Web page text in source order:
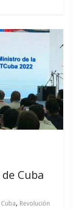
Cuba
Cuba, Revolución